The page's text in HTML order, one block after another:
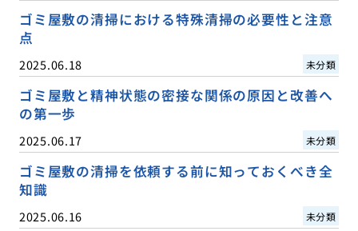
ゴミ屋敷の清掃における特殊清掃の必要性と注意
点
2025.06.18 未分類
ゴミ屋敷と精神状態の密接な関係の原因と改善へ
の第一歩
2025.06.17 未分類
ゴミ屋敷の清掃を依頼する前に知っておくべき全
知識
2025.06.16 未分類